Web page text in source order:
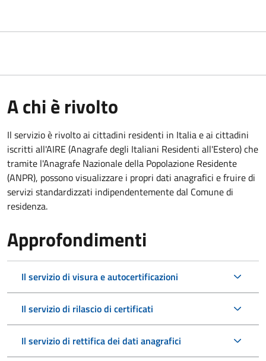
A chi è rivolto
Il servizio è rivolto ai cittadini residenti in Italia e ai cittadini
iscritti all'AIRE (Anagrafe degli Italiani Residenti all'Estero) che
tramite l'Anagrafe Nazionale della Popolazione Residente
(ANPR), possono visualizzare i propri dati anagrafici e fruire di
servizi standardizzati indipendentemente dal Comune di
residenza.
Approfondimenti
Il servizio di visura e autocertificazioni
Il servizio di rilascio di certificati
Il servizio di rettifica dei dati anagrafici